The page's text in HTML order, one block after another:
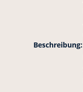
Beschreibung: